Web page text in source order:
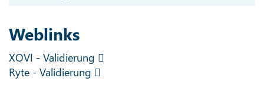
Weblinks
XOVI - Validierung
Ryte - Validierung